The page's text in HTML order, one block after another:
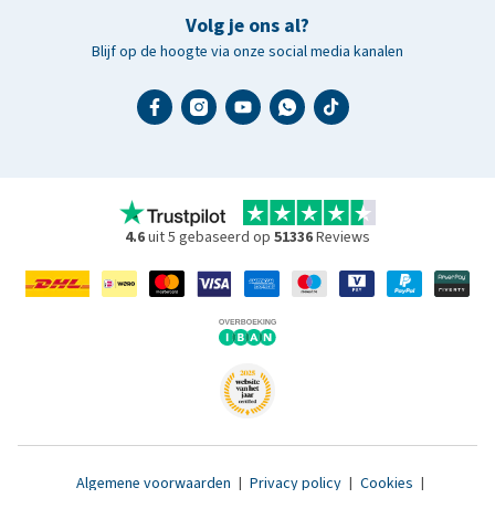
Volg je ons al?
Blijf op de hoogte via onze social media kanalen
4.6uit 5 gebaseerd op 51336Reviews
Algemene voorwaarden | Privacy policy | Cookies |